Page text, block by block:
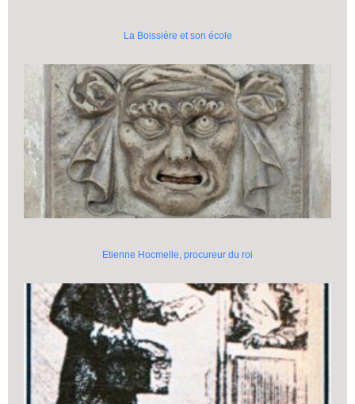
La Boissière et son école
Etienne Hocmelle, procureur du roi